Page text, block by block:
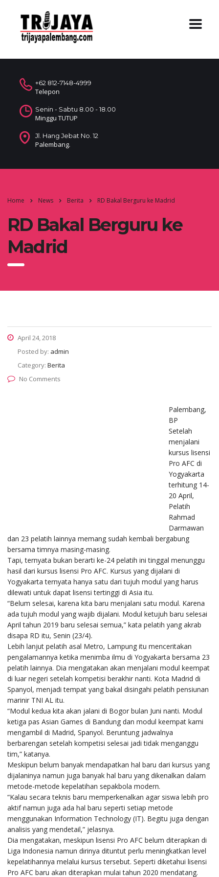
+62 812-7148-4999
Telepon
Senin - Sabtu 8.00 - 18.00
Minggu TUTUP
Jl. Hang Jebat No. 12
Palembang.
Home News Berita RD Bakal Berguru ke Madrid
RD Bakal Berguru ke
Madrid
April 24, 2018
Posted by: admin
Category: Berita
No Comments
Palembang,
BP
Setelah
menjalani
kursus lisensi
Pro AFC di
Yogyakarta
terhitung 14-
20 April,
Pelatih
Rahmad
Darmawan
dan 23 pelatih lainnya memang sudah kembali bergabung
bersama timnya masing-masing.
Tapi, ternyata bukan berarti ke-24 pelatih ini tinggal menunggu
hasil dari kursus lisensi Pro AFC. Kursus yang dijalani di
Yogyakarta ternyata hanya satu dari tujuh modul yang harus
dilewati untuk dapat lisensi tertinggi di Asia itu.
“Belum selesai, karena kita baru menjalani satu modul. Karena
ada tujuh modul yang wajib dijalani. Modul ketujuh baru selesai
April tahun 2019 baru selesai semua,” kata pelatih yang akrab
disapa RD itu, Senin (23/4).
Lebih lanjut pelatih asal Metro, Lampung itu menceritakan
pengalamannya ketika menimba ilmu di Yogyakarta bersama 23
pelatih lainnya. Dia mengatakan akan menjalani modul keempat
di luar negeri setelah kompetisi berakhir nanti. Kota Madrid di
Spanyol, menjadi tempat yang bakal disingahi pelatih pensiunan
marinir TNI AL itu.
“Modul kedua kita akan jalani di Bogor bulan Juni nanti. Modul
ketiga pas Asian Games di Bandung dan modul keempat kami
mengambil di Madrid, Spanyol. Beruntung jadwalnya
berbarengan setelah kompetisi selesai jadi tidak menganggu
tim,” katanya.
Meskipun belum banyak mendapatkan hal baru dari kursus yang
dijalaninya namun juga banyak hal baru yang dikenalkan dalam
metode-metode kepelatihan sepakbola modern.
“Kalau secara teknis baru memperkenalkan agar siswa lebih pro
aktif namun juga ada hal baru seperti setiap metode
menggunakan Information Technology (IT). Begitu juga dengan
analisis yang mendetail,” jelasnya.
Dia mengatakan, meskipun lisensi Pro AFC belum diterapkan di
Liga Indonesia namun dirinya dituntut perlu meningkatkan level
kepelatihannya melalui kursus tersebut. Seperti diketahui lisensi
Pro AFC baru akan diterapkan mulai tahun 2020 mendatang.